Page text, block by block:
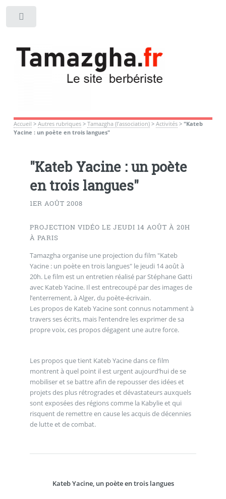
Accueil > Autres rubriques> Tamazgha (l’association)> Activités> "Kateb
Yacine : un poète en trois langues"
"Kateb Yacine : un poète
en trois langues"
1ER AOÛT 2008
PROJECTION VIDÉO LE JEUDI 14 AOÛT À 20H
À PARIS
Tamazgha organise une projection du film "Kateb
Yacine : un poète en trois langues" le jeudi 14 août à
20h. Le film est un entretien réalisé par Stéphane Gatti
avec Kateb Yacine. Il est entrecoupé par des images de
l’enterrement, à Alger, du poète-écrivain.
Les propos de Kateb Yacine sont connus notamment à
travers ses écrits, mais l’entendre les exprimer de sa
propre voix, ces propos dégagent une autre force.
Les propos que tient Kateb Yacine dans ce film
montrent à quel point il est urgent aujourd’hui de se
mobiliser et se battre afin de repousser des idées et
projets des plus rétrogrades et dévastateurs auxquels
sont exposées des régions comme la Kabylie et qui
risquent de remettre en cause les acquis de décennies
de lutte et de combat.
Kateb Yacine, un poète en trois langues